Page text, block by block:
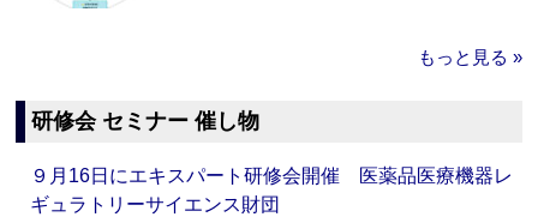
もっと見る »
研修会 セミナー 催し物
９月16日にエキスパート研修会開催 医薬品医療機器レ
ギュラトリーサイエンス財団